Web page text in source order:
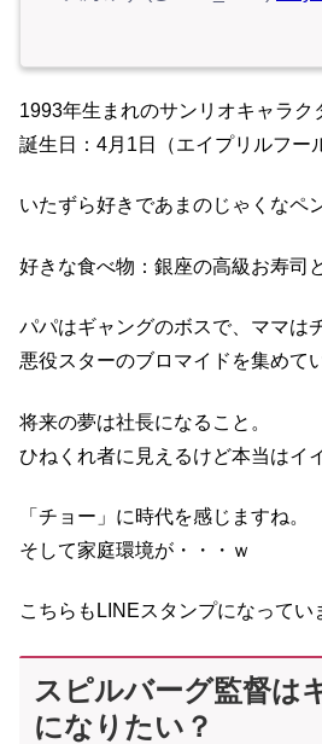
1993年生まれのサンリオキャラク
誕生日：4月1日（エイプリルフー
いたずら好きであまのじゃくなペ
好きな食べ物：銀座の高級お寿司
パパはギャングのボスで、ママは
悪役スターのブロマイドを集めて
将来の夢は社長になること。
ひねくれ者に見えるけど本当はイ
「チョー」に時代を感じますね。
そして家庭環境が・・・ｗ
こちらもLINEスタンプになってい
スピルバーグ監督は
になりたい？